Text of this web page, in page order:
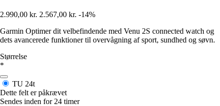
2.990,00 kr. 2.567,00 kr. -14%
Garmin Optimer dit velbefindende med Venu 2S connected watch og
dets avancerede funktioner til overvågning af sport, sundhed og søvn.
Størrelse
*
TU 24t
Dette felt er påkrævet
Sendes inden for 24 timer